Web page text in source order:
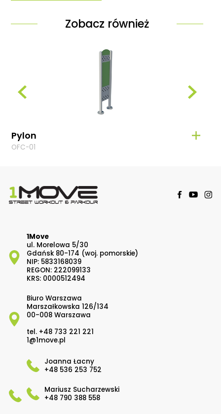
Zobacz również
Pylon
OFC-01
1Move
ul. Morelowa 5/30
Gdańsk 80-174 (woj. pomorskie)
NIP: 5833168039
REGON: 222099133
KRS: 0000512494
Biuro Warszawa
Marszałkowska 126/134
00-008 Warszawa
tel. +48 733 221 221
1@1move.pl
Joanna Łacny
+48 536 253 752
Mariusz Sucharzewski
+48 790 388 558